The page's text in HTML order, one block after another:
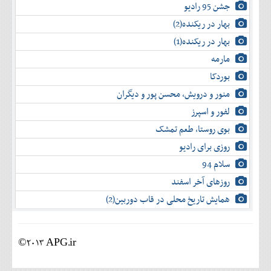
جشن 95 رادیو
بهار در ریکنده(2)
بهار در ریکنده(1)
مارمه
بوردکا
منور و درویش، محسن پور و دیگران
لفور و اسپرز
بوی روستا، طعم تمشک
روزی برای رادیو
سلام 94
روزهای آخر اسفند
همایش تاریخ محلی در قاب دوربین(2)
©2013 APG.ir